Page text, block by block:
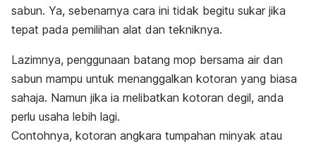
sabun. Ya, sebenarnya cara ini tidak begitu sukar jika
tepat pada pemilihan alat dan tekniknya.
Lazimnya, penggunaan batang mop bersama air dan
sabun mampu untuk menanggalkan kotoran yang biasa
sahaja. Namun jika ia melibatkan kotoran degil, anda
perlu usaha lebih lagi.
Contohnya, kotoran angkara tumpahan minyak atau